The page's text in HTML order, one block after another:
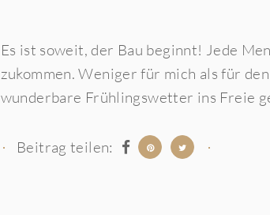
Es ist soweit, der Bau beginnt! Jede
zukommen. Weniger für mich als für
wunderbare Frühlingswetter ins Freie
Beitrag teilen: